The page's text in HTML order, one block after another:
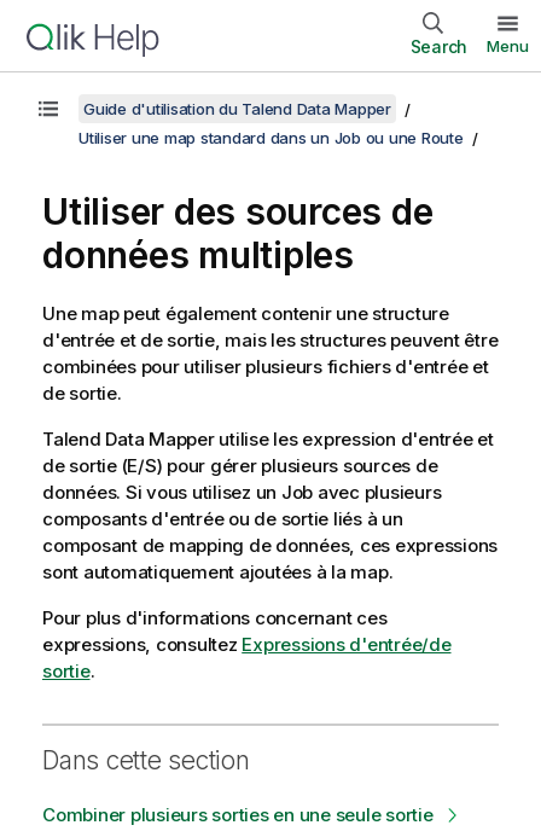
Search Menu
Guide d'utilisation du Talend Data Mapper
Utiliser une map standard dans un Job ou une Route
Utiliser des sources de
données multiples
Une map peut également contenir une structure
d'entrée et de sortie, mais les structures peuvent être
combinées pour utiliser plusieurs fichiers d'entrée et
de sortie.
Talend Data Mapperutilise les expression d'entrée et
de sortie (E/S) pour gérer plusieurs sources de
données. Si vous utilisez un Job avec plusieurs
composants d'entrée ou de sortie liés à un
composant de mapping de données, ces expressions
sont automatiquement ajoutées à la map.
Pour plus d'informations concernant ces
expressions, consultez Expressions d'entrée/de
sortie.
Dans cette section
Combiner plusieurs sorties en une seule sortie